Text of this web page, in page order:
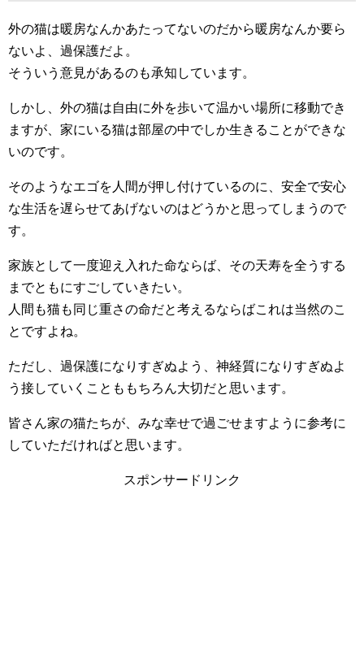
外の猫は暖房なんかあたってないのだから暖房なんか要ら
ないよ、過保護だよ。
そういう意見があるのも承知しています。
しかし、外の猫は自由に外を歩いて温かい場所に移動でき
ますが、家にいる猫は部屋の中でしか生きることができな
いのです。
そのようなエゴを人間が押し付けているのに、安全で安心
な生活を遅らせてあげないのはどうかと思ってしまうので
す。
家族として一度迎え入れた命ならば、その天寿を全うする
までともにすごしていきたい。
人間も猫も同じ重さの命だと考えるならばこれは当然のこ
とですよね。
ただし、過保護になりすぎぬよう、神経質になりすぎぬよ
う接していくことももちろん大切だと思います。
皆さん家の猫たちが、みな幸せで過ごせますように参考に
していただければと思います。
スポンサードリンク